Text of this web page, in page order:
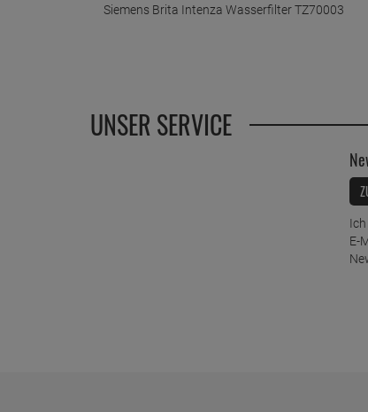
Siemens Brita Intenza Wasserfilter TZ70003
UNSER SERVICE
E-